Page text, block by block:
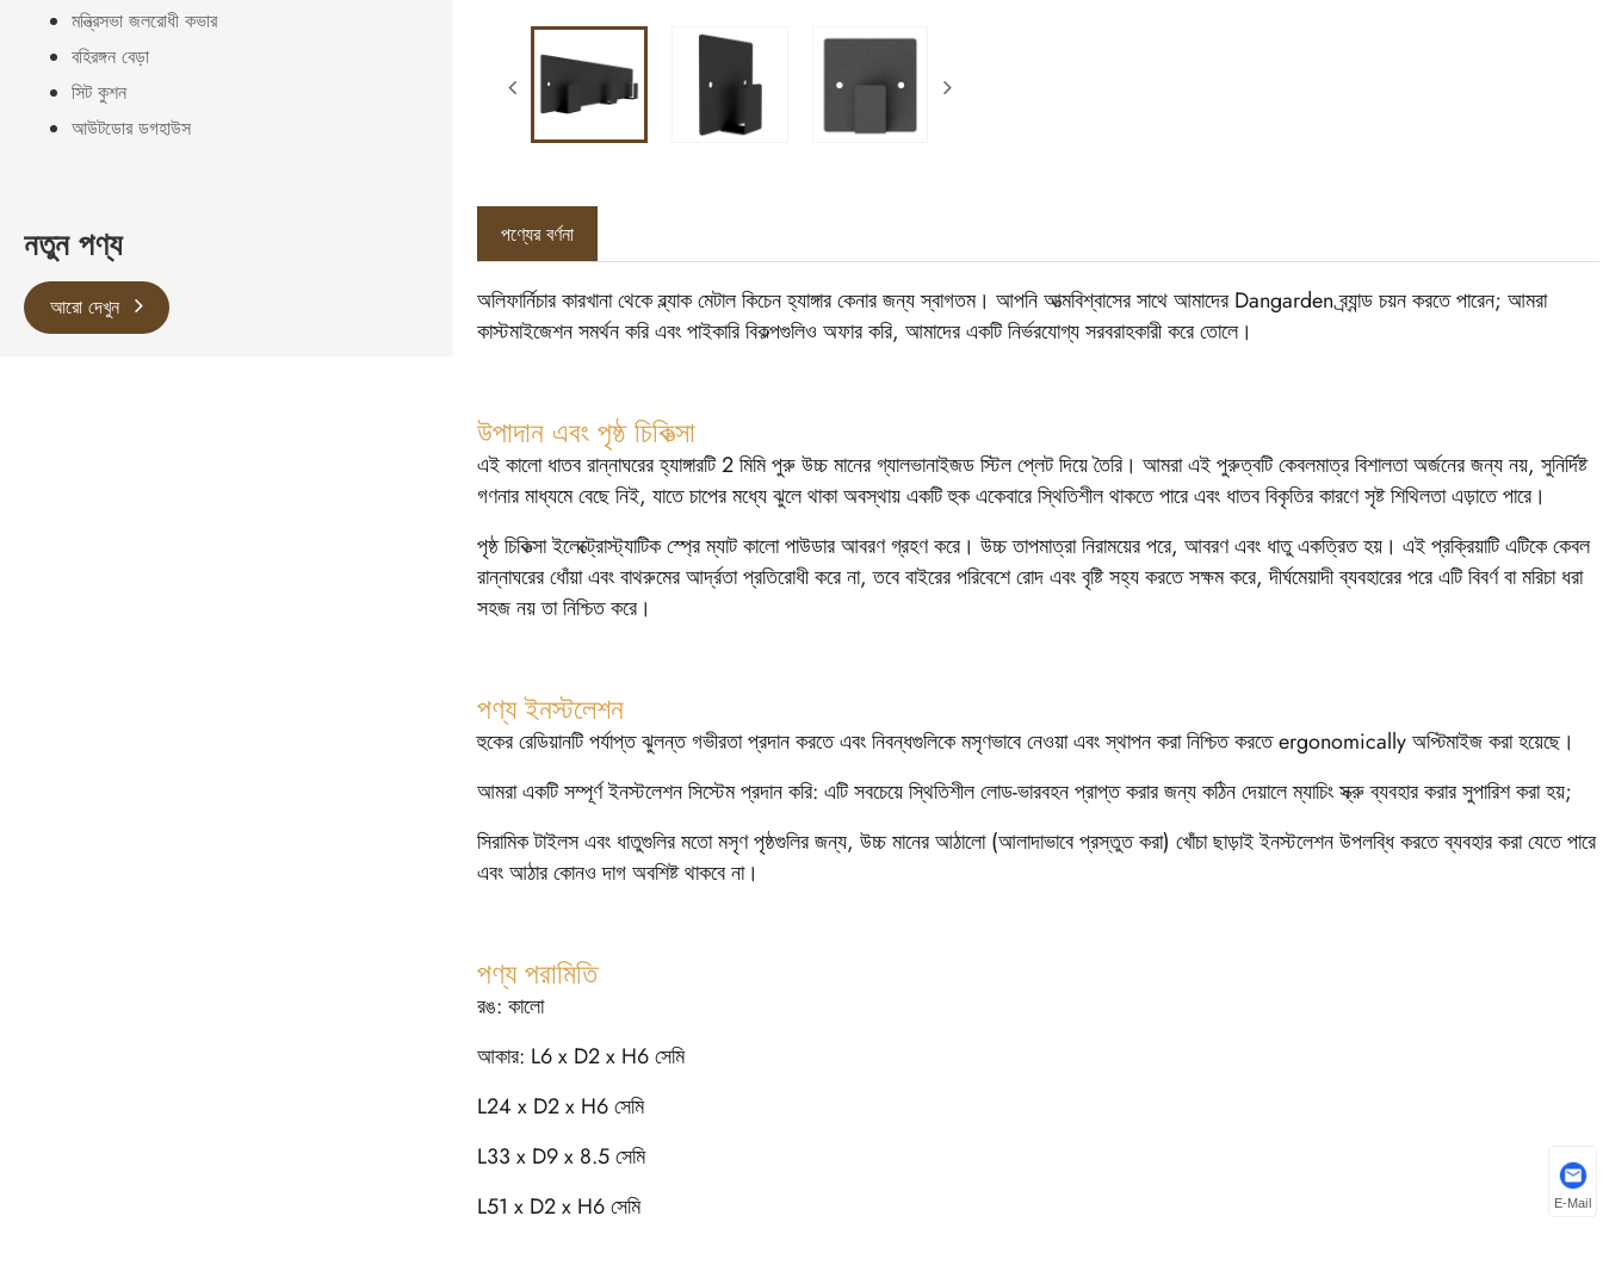
মন্ত্রিসভা জলরোধী কভার
বহিরঙ্গন বেড়া
সিট কুশন
আউটডোর ডগহাউস
নতুন পণ্য
আরো দেখুন
পণ্যের বর্ণনা
অলিফার্নিচার কারখানা থেকে ব্ল্যাক মেটাল কিচেন হ্যাঙ্গার কেনার জন্য স্বাগতম। আপনি আত্মবিশ্বাসের সাথে আমাদের Dangarden ব্র্যান্ড চয়ন করতে পারেন; আমরা
কাস্টমাইজেশন সমর্থন করি এবং পাইকারি বিকল্পগুলিও অফার করি, আমাদের একটি নির্ভরযোগ্য সরবরাহকারী করে তোলে।
উপাদান এবং পৃষ্ঠ চিকিত্সা
এই কালো ধাতব রান্নাঘরের হ্যাঙ্গারটি 2 মিমি পুরু উচ্চ মানের গ্যালভানাইজড স্টিল প্লেট দিয়ে তৈরি। আমরা এই পুরুত্বটি কেবলমাত্র বিশালতা অর্জনের জন্য নয়, সুনির্দিষ্ট
গণনার মাধ্যমে বেছে নিই, যাতে চাপের মধ্যে ঝুলে থাকা অবস্থায় একটি হুক একেবারে স্থিতিশীল থাকতে পারে এবং ধাতব বিকৃতির কারণে সৃষ্ট শিথিলতা এড়াতে পারে।
পৃষ্ঠ চিকিত্সা ইলেক্ট্রোস্ট্যাটিক স্প্রে ম্যাট কালো পাউডার আবরণ গ্রহণ করে। উচ্চ তাপমাত্রা নিরাময়ের পরে, আবরণ এবং ধাতু একত্রিত হয়। এই প্রক্রিয়াটি এটিকে কেবল
রান্নাঘরের ধোঁয়া এবং বাথরুমের আর্দ্রতা প্রতিরোধী করে না, তবে বাইরের পরিবেশে রোদ এবং বৃষ্টি সহ্য করতে সক্ষম করে, দীর্ঘমেয়াদী ব্যবহারের পরে এটি বিবর্ণ বা মরিচা ধরা
সহজ নয় তা নিশ্চিত করে।
পণ্য ইনস্টলেশন
হুকের রেডিয়ানটি পর্যাপ্ত ঝুলন্ত গভীরতা প্রদান করতে এবং নিবন্ধগুলিকে মসৃণভাবে নেওয়া এবং স্থাপন করা নিশ্চিত করতে ergonomically অপ্টিমাইজ করা হয়েছে।
আমরা একটি সম্পূর্ণ ইনস্টলেশন সিস্টেম প্রদান করি: এটি সবচেয়ে স্থিতিশীল লোড-ভারবহন প্রাপ্ত করার জন্য কঠিন দেয়ালে ম্যাচিং স্ক্রু ব্যবহার করার সুপারিশ করা হয়;
সিরামিক টাইলস এবং ধাতুগুলির মতো মসৃণ পৃষ্ঠগুলির জন্য, উচ্চ মানের আঠালো (আলাদাভাবে প্রস্তুত করা) খোঁচা ছাড়াই ইনস্টলেশন উপলব্ধি করতে ব্যবহার করা যেতে পারে
এবং আঠার কোনও দাগ অবশিষ্ট থাকবে না।
পণ্য পরামিতি
রঙ: কালো
আকার: L6 x D2 x H6 সেমি
L24 x D2 x H6 সেমি
L33 x D9 x 8.5 সেমি
L51 x D2 x H6 সেমি
E-Mail